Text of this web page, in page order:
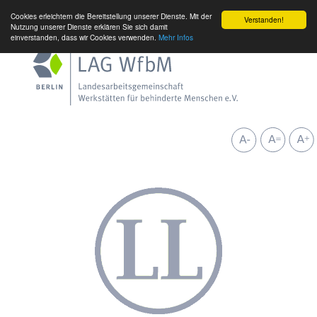
Verstanden!
Cookies erleichtern die Bereitstellung unserer Dienste. Mit der
Nutzung unserer Dienste erklären Sie sich damit
einverstanden, dass wir Cookies verwenden. Mehr Infos